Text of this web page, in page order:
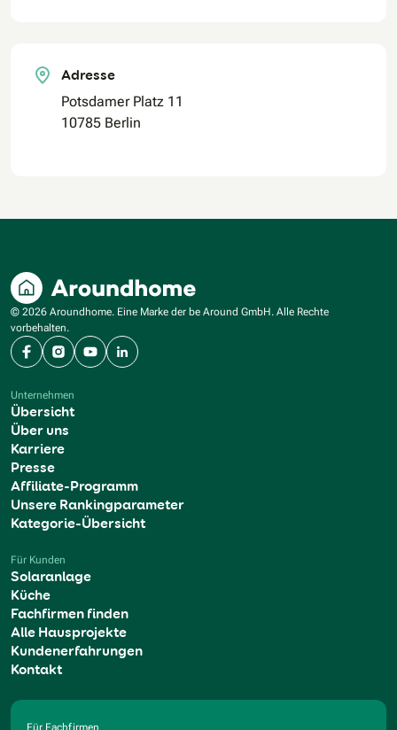
Adresse
Potsdamer Platz 11
10785 Berlin
© 2026 Aroundhome. Eine Marke der be Around GmbH. Alle Rechte
vorbehalten.
FacebookInstagram
YouTubeLinkedIn
Unternehmen
Übersicht
Über uns
Karriere
Presse
Affiliate-Programm
Unsere Rankingparameter
Kategorie-Übersicht
Für Kunden
Solaranlage
Küche
Fachfirmen finden
Alle Hausprojekte
Kundenerfahrungen
Kontakt